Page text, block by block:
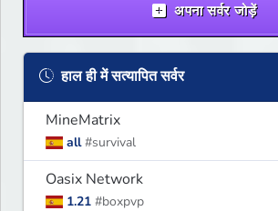
अपना सर्वर जोड़ें
हाल ही में सत्यापित सर्वर
MineMatrix
all #survival
Oasix Network
1.21 #boxpvp